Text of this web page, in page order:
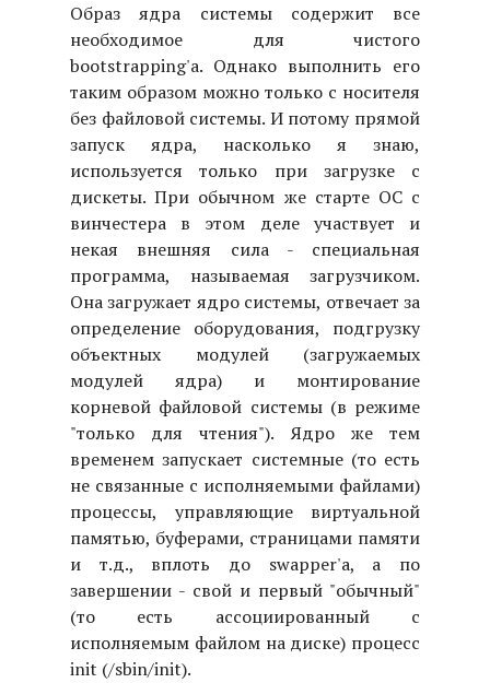
Образ ядра системы содержит все
необходимое для чистого
bootstrapping'а. Однако выполнить его
таким образом можно только с носителя
без файловой системы. И потому прямой
запуск ядра, насколько я знаю,
используется только при загрузке с
дискеты. При обычном же старте ОС с
винчестера в этом деле участвует и
некая внешняя сила - специальная
программа, называемая загрузчиком.
Она загружает ядро системы, отвечает за
определение оборудования, подгрузку
объектных модулей (загружаемых
модулей ядра) и монтирование
корневой файловой системы (в режиме
"только для чтения"). Ядро же тем
временем запускает системные (то есть
не связанные с исполняемыми файлами)
процессы, управляющие виртуальной
памятью, буферами, страницами памяти
и т.д., вплоть до swapper'а, а по
завершении - свой и первый "обычный"
(то есть ассоциированный с
исполняемым файлом на диске) процесс
init (/sbin/init).